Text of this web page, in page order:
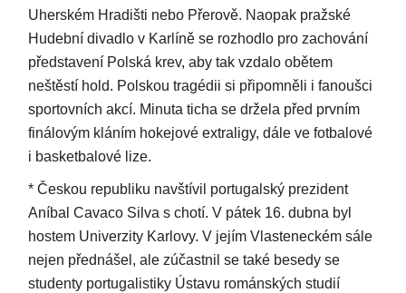
Uherském Hradišti nebo Přerově. Naopak pražské
Hudební divadlo v Karlíně se rozhodlo pro zachování
představení Polská krev, aby tak vzdalo obětem
neštěstí hold. Polskou tragédii si připomněli i fanoušci
sportovních akcí. Minuta ticha se držela před prvním
finálovým kláním hokejové extraligy, dále ve fotbalové
i basketbalové lize.
* Českou republiku navštívil portugalský prezident
Aníbal Cavaco Silva s chotí. V pátek 16. dubna byl
hostem Univerzity Karlovy. V jejím Vlasteneckém sále
nejen přednášel, ale zúčastnil se také besedy se
studenty portugalistiky Ústavu románských studií